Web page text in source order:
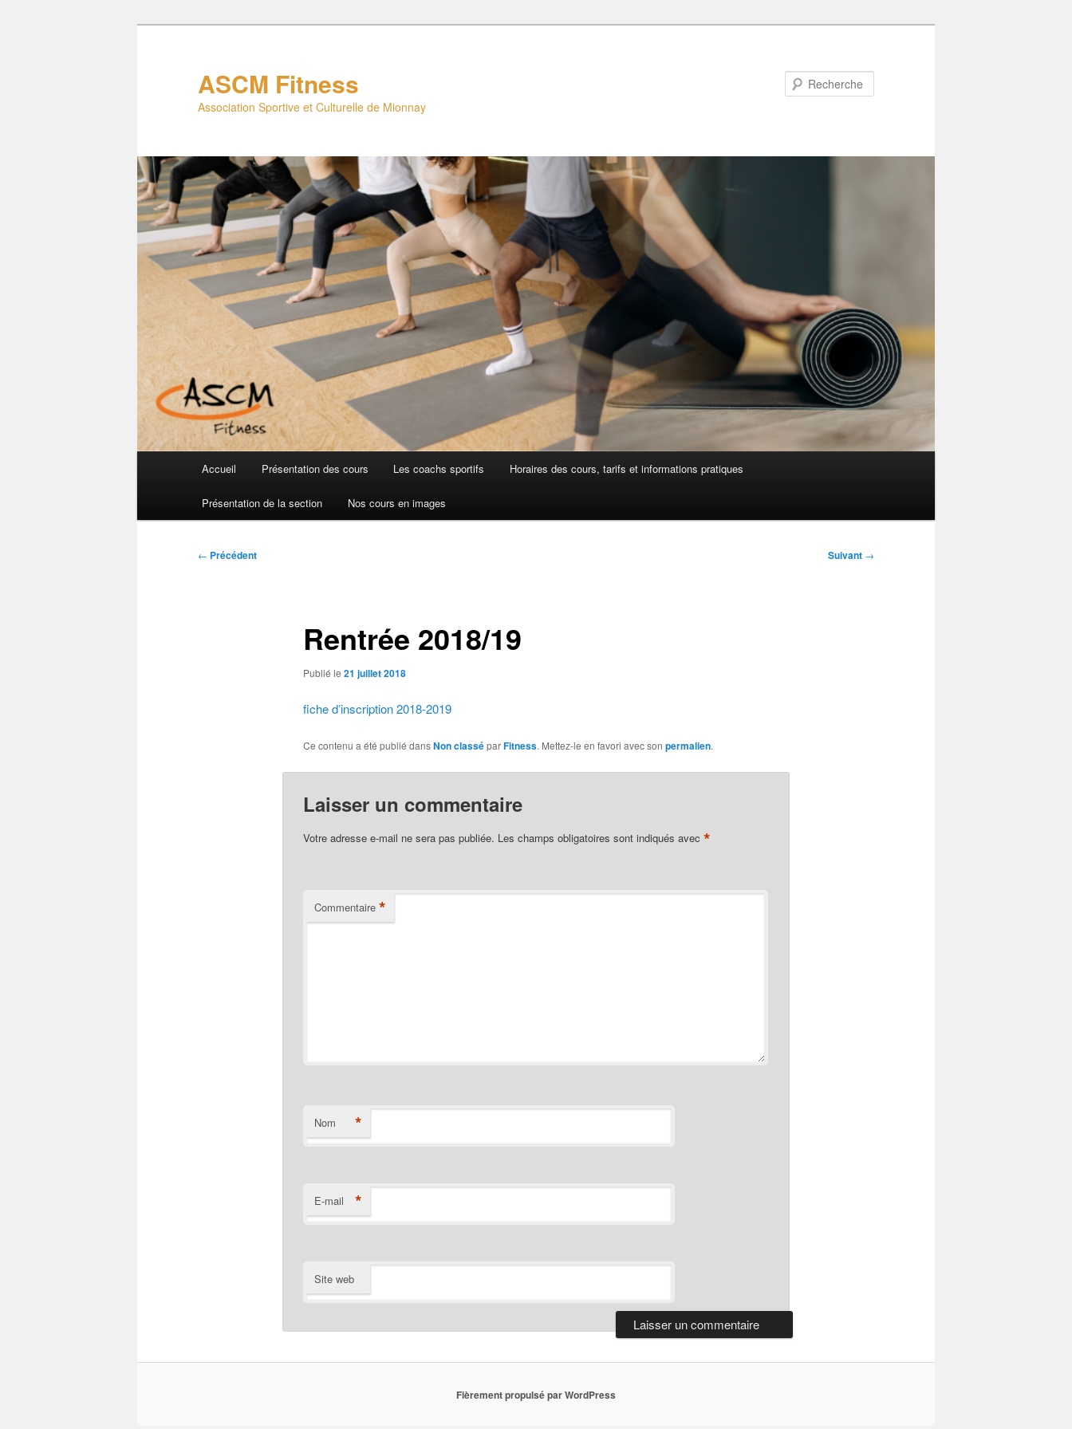
ASCM Fitness
Association Sportive et Culturelle de Mionnay
Accueil Présentation des cours Les coachs sportifs Horaires des cours, tarifs et informations pratiques
Présentation de la section Nos cours en images
Navigation
← Précédent Suivant →
Rentrée 2018/19
Publié le 21 juillet 2018
fiche d’inscription 2018-2019
Ce contenu a été publié dansNon classéparFitness. Mettez-le en favori avec son permalien.
Laisser un commentaire
Votre adresse e-mail ne sera pas publiée. Les champs obligatoires sont indiqués avec *
Commentaire *
Nom *
E-mail *
Site web
Fièrement propulsé par WordPress